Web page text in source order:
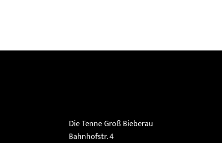
Die Tenne Groß Bieberau
Bahnhofstr. 4